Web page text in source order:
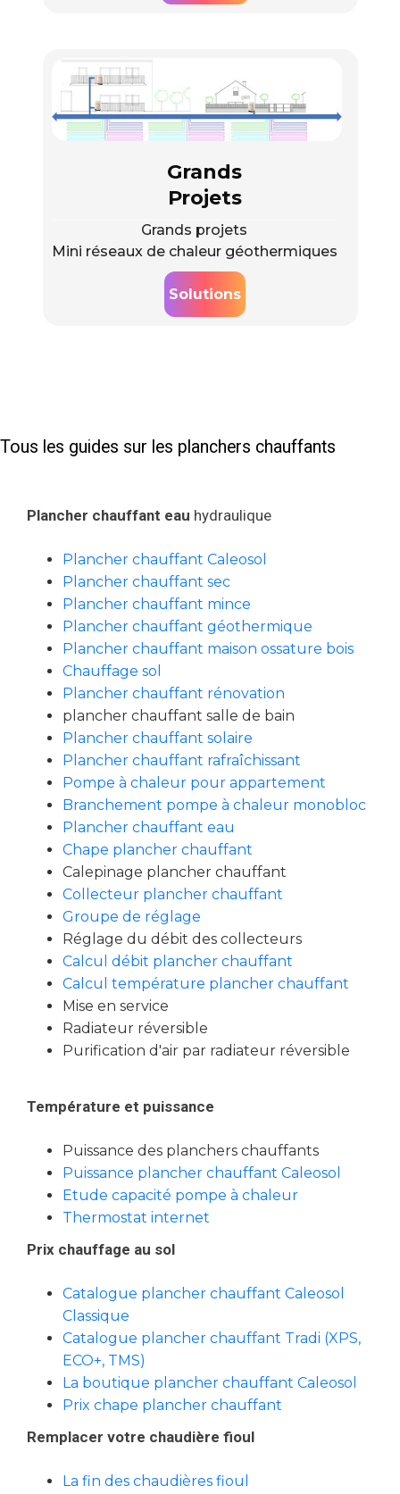
Grands
Projets
Grands projets
Mini réseaux de chaleur géothermiques
Solutions
Tous les guides sur les planchers chauffants
Plancher chauffant eau hydraulique
Plancher chauffant Caleosol
Plancher chauffant sec
Plancher chauffant mince
Plancher chauffant géothermique
Plancher chauffant maison ossature bois
Chauffage sol
Plancher chauffant rénovation
plancher chauffant salle de bain
Plancher chauffant solaire
Plancher chauffant rafraîchissant
Pompe à chaleur pour appartement
Branchement pompe à chaleur monobloc
Plancher chauffant eau
Chape plancher chauffant
Calepinage plancher chauffant
Collecteur plancher chauffant
Groupe de réglage
Réglage du débit des collecteurs
Calcul débit plancher chauffant
Calcul température plancher chauffant
Mise en service
Radiateur réversible
Purification d'air par radiateur réversible
Température et puissance
Puissance des planchers chauffants
Puissance plancher chauffant Caleosol
Etude capacité pompe à chaleur
Thermostat internet
Prix chauffage au sol
Catalogue plancher chauffant Caleosol
Classique
Catalogue plancher chauffant Tradi (XPS,
ECO+, TMS)
La boutique plancher chauffant Caleosol
Prix chape plancher chauffant
Remplacer votre chaudière fioul
La fin des chaudières fioul